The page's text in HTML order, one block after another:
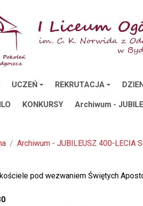
UCZEŃ REKRUTACJA
KONKURSY Archiwum -
Archiwum - JUBILEUSZ 400-LECIA
pod wezwaniem Świętych